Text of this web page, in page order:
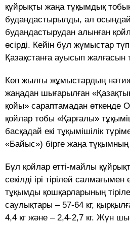
құйрықты жаңа тұқымдық
будандастырылды, ал осындай
будандастырудан алынған
өсірді. Кейін бұл жұмыстар
Қазақстанға ауысып жалғасын
Көп жылғы жұмыстардың
жаңадан шығарылған
қойы» сараптамадан өткенде
қойлар тобы «Қарғалы»
басқадай екі тұқымішілік
«Байыс») бірге жаңа тұқымның
Бұл қойлар етті-майлы
секілді ірі тірілей
тұқымды қошқарларының
саулықтары – 57-64 кг,
4,4 кг және – 2,4-2,7 кг. Жүн